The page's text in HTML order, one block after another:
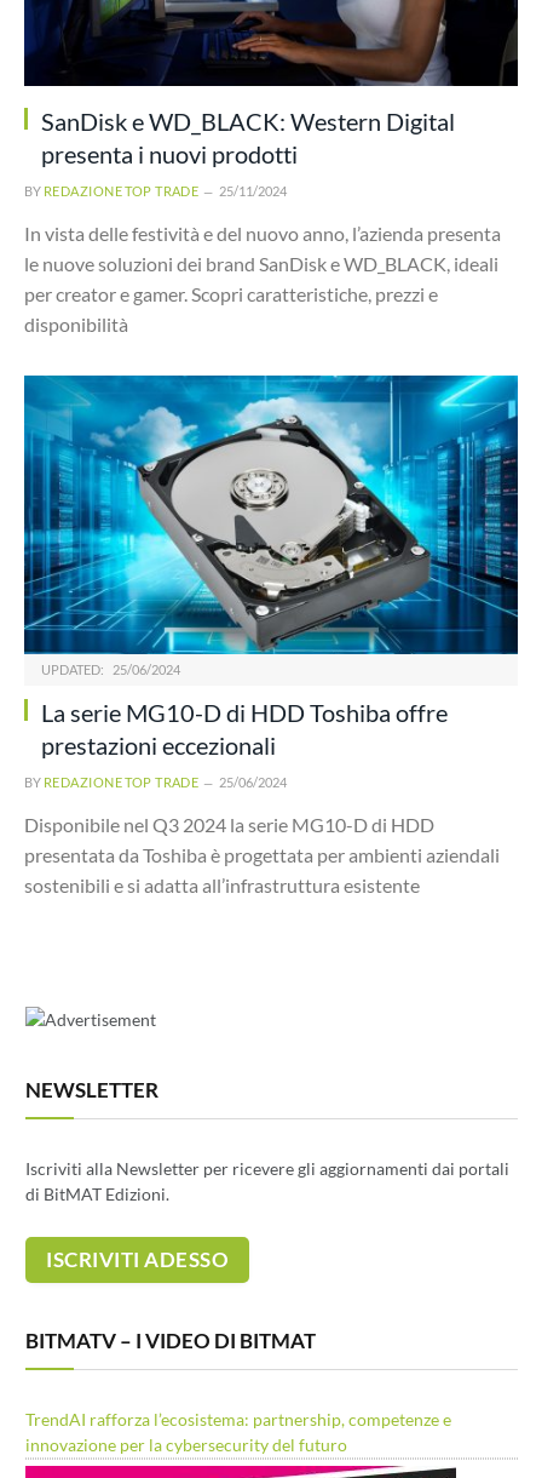
SanDisk e WD_BLACK: Western Digital
presenta i nuovi prodotti
BY REDAZIONE TOP TRADE 25/11/2024
In vista delle festività e del nuovo anno, l’azienda presenta
le nuove soluzioni dei brand SanDisk e WD_BLACK, ideali
per creator e gamer. Scopri caratteristiche, prezzi e
disponibilità
UPDATED: 25/06/2024
La serie MG10-D di HDD Toshiba offre
prestazioni eccezionali
BY REDAZIONE TOP TRADE 25/06/2024
Disponibile nel Q3 2024 la serie MG10-D di HDD
presentata da Toshiba è progettata per ambienti aziendali
sostenibili e si adatta all’infrastruttura esistente
NEWSLETTER
Iscriviti alla Newsletter per ricevere gli aggiornamenti dai portali
di BitMAT Edizioni.
BITMATV – I VIDEO DI BITMAT
TrendAI rafforza l’ecosistema: partnership, competenze e
innovazione per la cybersecurity del futuro